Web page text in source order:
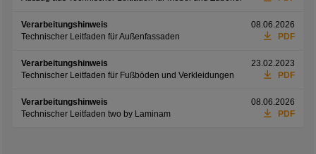
Verarbeitungshinweis
Technischer Leitfaden für Außenfassaden
08.06.2026
PDF
Verarbeitungshinweis
Technischer Leitfaden für Fußböden und Verkleidungen
23.02.2023
PDF
Verarbeitungshinweis
Technischer Leitfaden two by Laminam
08.06.2026
PDF